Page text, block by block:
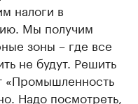
налоги в
Мы получим
зоны – где все
не будут. Решить
«Промышленность
Надо посмотреть,